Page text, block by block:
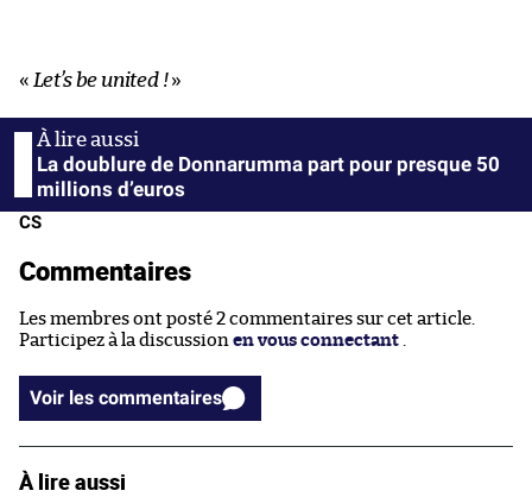
« Let’s be united !»
La doublure de Donnarumma part pour presque 50
millions d’euros
CS
Commentaires
Les membres ont posté 2 commentaires sur cet article.
Participez à la discussion en vous connectant
Voir les commentaires
À lire aussi